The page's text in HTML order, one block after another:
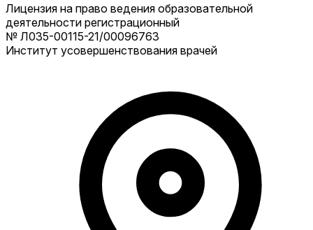
Лицензия на право ведения образовательной
деятельности регистрационный
№ Л035-00115-21/00096763
Институт усовершенствования врачей